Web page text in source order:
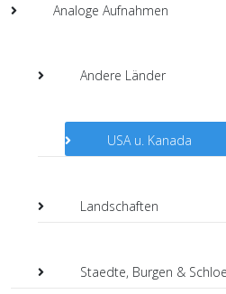
Analoge Aufnahmen
Andere Länder
USA u. Kanada
Landschaften
Staedte, Burgen &